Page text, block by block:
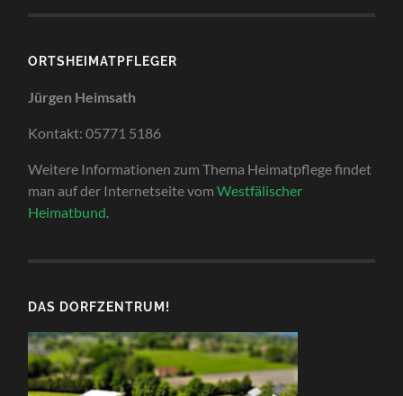
ORTSHEIMATPFLEGER
Jürgen Heimsath
Kontakt: 05771 5186
Weitere Informationen zum Thema Heimatpflege findet
man auf der Internetseite vomWestfälischer
Heimatbund.
DAS DORFZENTRUM!